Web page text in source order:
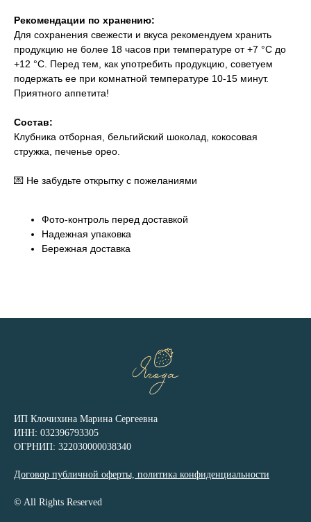
Рекомендации по хранению:
Для сохранения свежести и вкуса рекомендуем хранить
продукцию не более 18 часов при температуре от +7 °С до
+12 °С. Перед тем, как употребить продукцию, советуем
подержать ее при комнатной температуре 10-15 минут.
​Приятного аппетита!
Состав:
Клубника отборная, бельгийский шоколад, кокосовая
стружка, печенье орео.
💌 Не забудьте открытку с пожеланиями
Фото-контроль перед доставкой
Надежная упаковка
Бережная доставка
ИП Клочихина Марина Сергеевна
ИНН: 032396793305
ОГРНИП: 322030000038340
Договор публичной оферты, политика конфиденциальности
© All Rights Reserved